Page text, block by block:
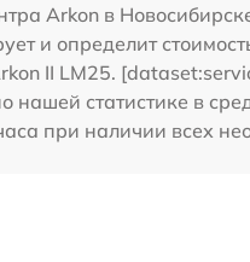
Arkon в
и определит
II LM25.
нашей статистике в
при наличии всех